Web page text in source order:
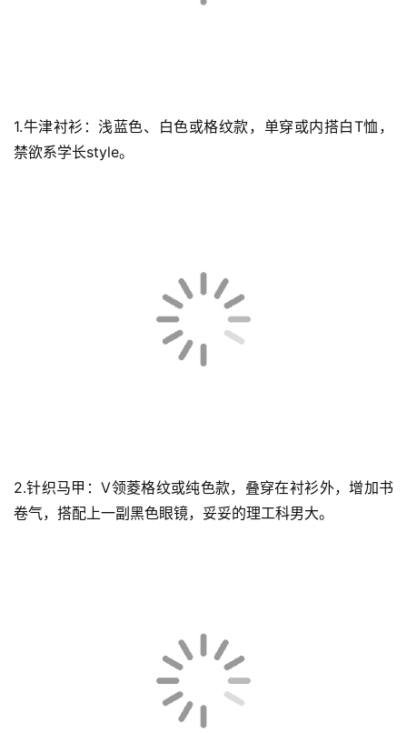
科
技
1.牛津衬衫：浅蓝色、白色或格纹款，单穿或内搭白T恤，
禁欲系学长style。
2.针织马甲：V领菱格纹或纯色款，叠穿在衬衫外，增加书
卷气，搭配上一副黑色眼镜，妥妥的理工科男大。